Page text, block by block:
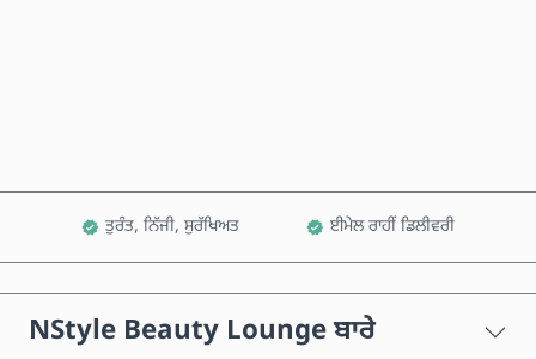
ਤੁਰੰਤ, ਨਿੱਜੀ, ਸੁਰੱਖਿਅਤ ਈਮੇਲ ਰਾਹੀਂ ਡਿਲੀਵਰੀ
NStyle Beauty Lounge ਬਾਰੇ